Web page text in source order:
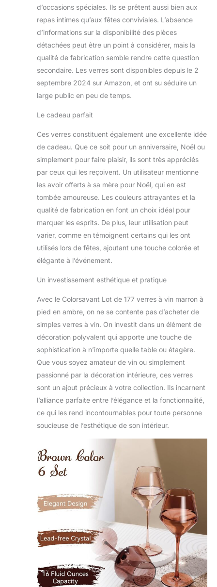
d’occasions spéciales. Ils se prêtent aussi bien aux
repas intimes qu’aux fêtes conviviales. L’absence
d’informations sur la disponibilité des pièces
détachées peut être un point à considérer, mais la
qualité de fabrication semble rendre cette question
secondaire. Les verres sont disponibles depuis le 2
septembre 2024 sur Amazon, et ont su séduire un
large public en peu de temps.
Le cadeau parfait
Ces verres constituent également une excellente idée
de cadeau. Que ce soit pour un anniversaire, Noël ou
simplement pour faire plaisir, ils sont très appréciés
par ceux qui les reçoivent. Un utilisateur mentionne
les avoir offerts à sa mère pour Noël, qui en est
tombée amoureuse. Les couleurs attrayantes et la
qualité de fabrication en font un choix idéal pour
marquer les esprits. De plus, leur utilisation peut
varier, comme en témoignent certains qui les ont
utilisés lors de fêtes, ajoutant une touche colorée et
élégante à l’événement.
Un investissement esthétique et pratique
Avec le Colorsavant Lot de 177 verres à vin marron à
pied en ambre, on ne se contente pas d’acheter de
simples verres à vin. On investit dans un élément de
décoration polyvalent qui apporte une touche de
sophistication à n’importe quelle table ou étagère.
Que vous soyez amateur de vin ou simplement
passionné par la décoration intérieure, ces verres
sont un ajout précieux à votre collection. Ils incarnent
l’alliance parfaite entre l’élégance et la fonctionnalité,
ce qui les rend incontournables pour toute personne
soucieuse de l’esthétique de son intérieur.